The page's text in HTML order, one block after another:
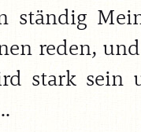
ständig
reden,
stark sein